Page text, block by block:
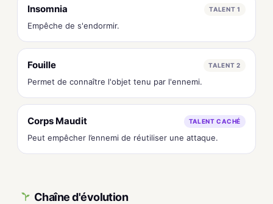
Insomnia TALENT 1
Empêche de s'endormir.
Fouille TALENT 2
Permet de connaître l'objet tenu par l'ennemi.
Corps Maudit TALENT CACHÉ
Peut empêcher l’ennemi de réutiliser une attaque.
Chaîne d'évolution